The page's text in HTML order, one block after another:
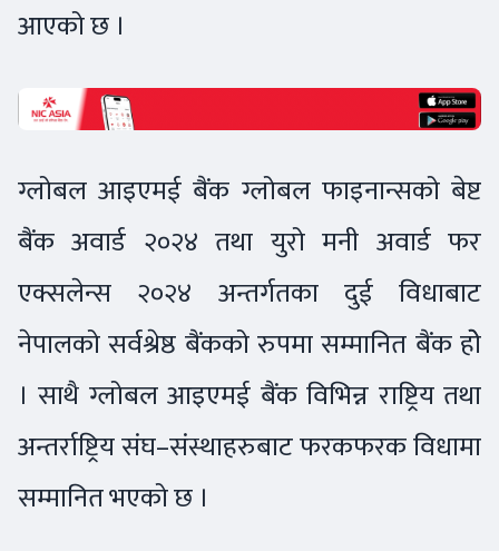
आएको छ ।
ग्लोबल आइएमई बैंक ग्लोबल फाइनान्सको बेष्ट
बैंक अवार्ड २०२४ तथा युरो मनी अवार्ड फर
एक्सलेन्स २०२४ अन्तर्गतका दुई विधाबाट
नेपालको सर्वश्रेष्ठ बैंकको रुपमा सम्मानित बैंक होे
। साथै ग्लोबल आइएमई बैंक विभिन्न राष्ट्रिय तथा
अन्तर्राष्ट्रिय संघ–संस्थाहरुबाट फरकफरक विधामा
सम्मानित भएको छ ।